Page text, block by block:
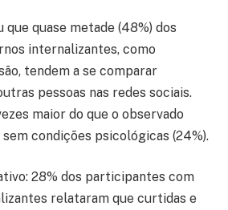
quase metade (48%) dos
internalizantes, como
tendem a se comparar
pessoas nas redes sociais.
maior do que o observado
condições psicológicas (24%).
28% dos participantes com
relataram que curtidas e